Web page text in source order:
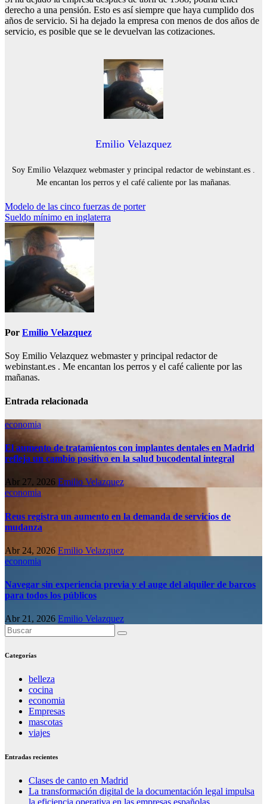
derecho a una pensión. Esto es así siempre que haya cumplido dos
años de servicio. Si ha dejado la empresa con menos de dos años de
servicio, es posible que se le devuelvan las cotizaciones.
Emilio Velazquez
Soy Emilio Velazquez webmaster y principal redactor de webinstant.es .
Me encantan los perros y el café caliente por las mañanas.
Navegación
de
entradas
Modelo de las cinco fuerzas de porter
Sueldo mínimo en inglaterra
Por Emilio Velazquez
Soy Emilio Velazquez webmaster y principal redactor de
webinstant.es . Me encantan los perros y el café caliente por las
mañanas.
Entrada relacionada
economia
El aumento de tratamientos con implantes dentales en Madrid
refleja un cambio positivo en la salud bucodental integral
Abr 27, 2026 Emilio Velazquez
economia
Reus registra un aumento en la demanda de servicios de
mudanza
Abr 24, 2026 Emilio Velazquez
economia
Navegar sin experiencia previa y el auge del alquiler de barcos
para todos los públicos
Abr 21, 2026 Emilio Velazquez
Categorías
belleza
cocina
economia
Empresas
mascotas
viajes
Entradas recientes
Clases de canto en Madrid
La transformación digital de la documentación legal impulsa